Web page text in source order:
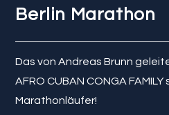
Berlin Marathon
Das von Andreas Brunn
AFRO CUBAN CONGA
Marathonläufer!